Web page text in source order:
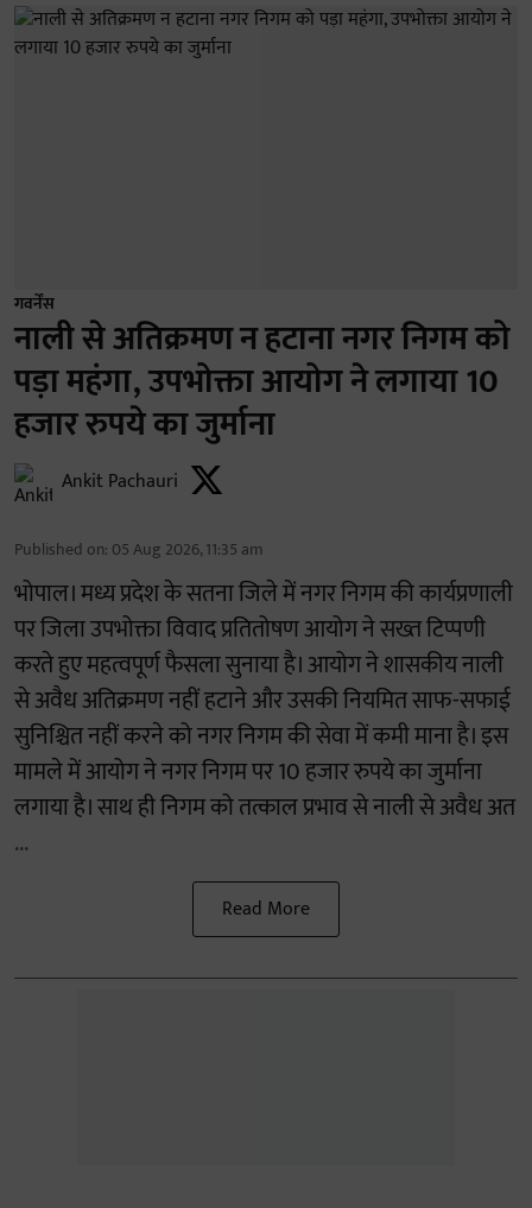
गवर्नेंस
नाली से अतिक्रमण न हटाना नगर निगम को
पड़ा महंगा, उपभोक्ता आयोग ने लगाया 10
हजार रुपये का जुर्माना
Ankit Pachauri
Published on: 05 Aug 2026, 11:35 am
भोपाल। मध्य प्रदेश के सतना जिले में नगर निगम की कार्यप्रणाली
पर जिला उपभोक्ता विवाद प्रतितोषण आयोग ने सख्त टिप्पणी
करते हुए महत्वपूर्ण फैसला सुनाया है। आयोग ने शासकीय नाली
से अवैध अतिक्रमण नहीं हटाने और उसकी नियमित साफ-सफाई
सुनिश्चित नहीं करने को नगर निगम की सेवा में कमी माना है। इस
मामले में आयोग ने नगर निगम पर 10 हजार रुपये का जुर्माना
लगाया है। साथ ही निगम को तत्काल प्रभाव से नाली से अवैध अत
...
Read More